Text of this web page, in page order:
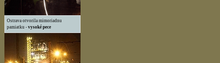
Ostrava otvorila mimoriadnu
pamiatku - vysoké pece